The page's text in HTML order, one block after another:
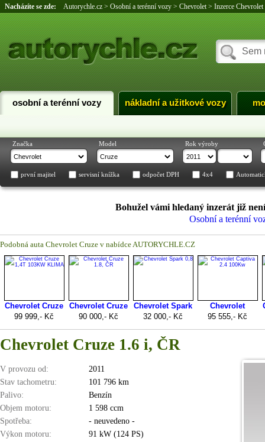
Nacházíte se zde: Autorychle.cz > Osobní a terénní vozy > Chevrolet> Inzerce Chevrolet
osobní a terénní vozy nákladní a užitkové vozy
Značka Model Rok výroby
první majitel servisní knížka odpočet DPH 4x4
Bohužel vámi hledaný inzerát již
Osobní a terénní
Podobná auta Chevrolet Cruze v nabídce AUTORYCHLE.CZ
Chevrolet Cruze 1.6 i, ČR
V provozu od:
2011
Stav tachometru:
101 796 km
Palivo:
Benzín
Objem motoru:
1 598 ccm
Spotřeba:
- neuvedeno -
Výkon motoru:
91 kW (124 PS)